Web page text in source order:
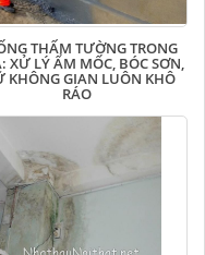
THẤM TƯỜNG TRONG
XỬ LÝ ẨM MỐC, BÓC SƠN,
KHÔNG GIAN LUÔN KHÔ
RÁO